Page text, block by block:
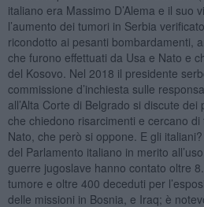
italiano era Massimo D’Alema e il suo
l’aumento dei tumori in Serbia
ricondotto ai pesanti bombardamenti,
che furono effettuati da Usa e Nato e
del Kosovo. Nel 2018 il presidente
commissione d’inchiesta sulle
all’Alta Corte di Belgrado si discute dei
che chiedono risarcimenti e cercano
Nato, che però si oppone. E gli
del Parlamento italiano in merito
guerre jugoslave hanno contato oltre
tumore e oltre 400 deceduti per
delle missioni in Bosnia, e Iraq; è